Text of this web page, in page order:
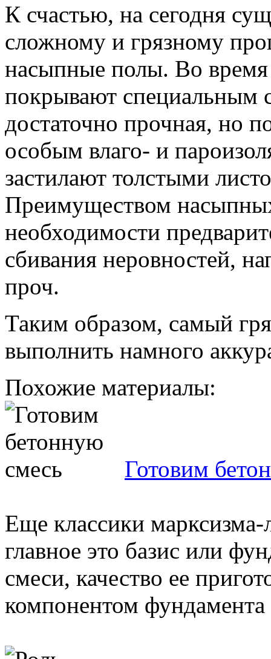
К счастью, на сегодня
сложному и грязному
насыпные полы. Во
покрывают специальным
достаточно прочная, но
особым влаго- и
застилают толстыми
Преимуществом насыпных
необходимости
сбивания неровностей,
проч.
Таким образом, самый
выполнить намного
Похожие материалы:
Готовим
Еще классики
главное это базис или
смеси, качество ее
компонентом